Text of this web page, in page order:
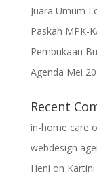
Juara Umum
Paskah MPK-
Pembukaan
Agenda Mei
Recent
in-home care
webdesign
Heni on Kartini